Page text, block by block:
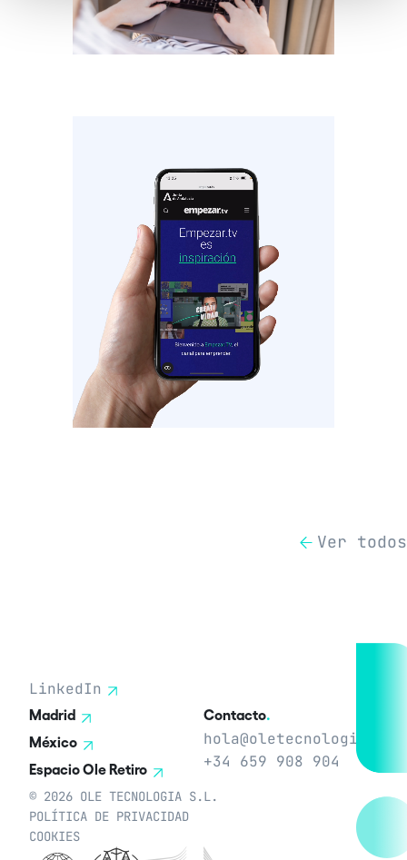
Ver todos
LinkedIn
Madrid
México
Espacio Ole Retiro
Contacto.
hola@oletecnologia.com
+34 659 908 904
© 2026 OLE TECNOLOGIA S.L.
POLÍTICA DE PRIVACIDAD
COOKIES